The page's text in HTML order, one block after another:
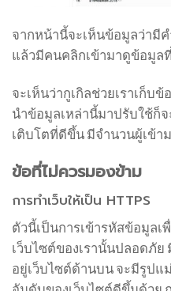
จากหน้านี้จะเห็นข้อมูลว่ามี
แล้วมีคนคลิกเข้ามาดูข้อมูลที่
จะเห็นว่ากูเกิลช่วยเราเก็บ
นำข้อมูลเหล่านี้มาปรับใช้ก็จ
เติบโตที่ดีขึ้น มีจำนวนผู้เข้า
ข้อที่ไม่ควรมองข้าม
การทำเว็บให้เป็น HTTPS
ตัวนี้เป็นการเข้ารหัสข้อมูลเ
เว็บไซต์ของเรานั้นปลอดภัย
อยู่เว็บไซต์ด้านบน จะมีรูปแ